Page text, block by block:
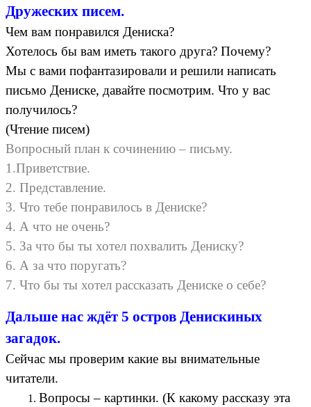
Дружеских писем.
Чем вам понравился Дениска?
Хотелось бы вам иметь такого друга? Почему?
Мы с вами пофантазировали и решили написать
письмо Дениске, давайте посмотрим. Что у вас
получилось?
(Чтение писем)
Вопросный план к сочинению – письму.
1.Приветствие.
2. Представление.
3. Что тебе понравилось в Дениске?
4. А что не очень?
5. За что бы ты хотел похвалить Дениску?
6. А за что поругать?
7. Что бы ты хотел рассказать Дениске о себе?
Дальше нас ждёт 5 остров Денискиных
загадок.
Сейчас мы проверим какие вы внимательные
читатели.
Вопросы – картинки. (К какому рассказу эта